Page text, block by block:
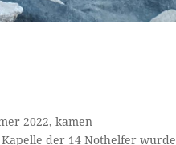
2022, kamen
der 14 Nothelfer wurde